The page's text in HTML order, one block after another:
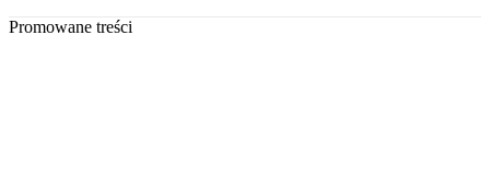
Promowane treści